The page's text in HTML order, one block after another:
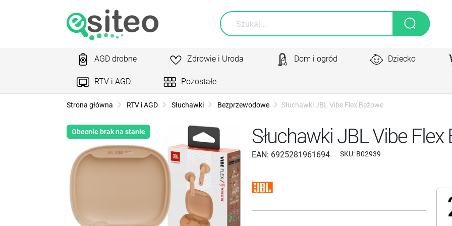
AGD drobne Zdrowie i Uroda Dom i ogród Dziecko
RTV i AGD Pozostałe
Strona główna RTV i AGD Słuchawki Bezprzewodowe Słuchawki JBL Vibe Flex Beżowe
Obecnie brak na stanie
Poprzedni
keyboard_arrow_left Następny
keyboard_arrow_right
Słuchawki JBL Vibe Flex
EAN: 6925281961694 SKU: B02939